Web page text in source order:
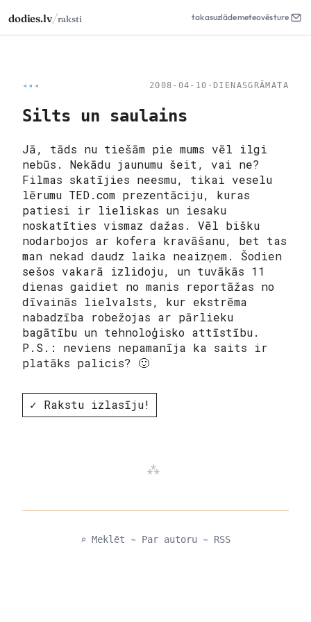
dodies.lv/raksti takasuzlādemeteovēsture
◂◂◂ 2008-04-10 · DIENASGRĀMATA
Silts un saulains
Jā, tāds nu tiešām pie mums vēl ilgi
nebūs. Nekādu jaunumu šeit, vai ne?
Filmas skatījies neesmu, tikai veselu
lērumu TED.com prezentāciju, kuras
patiesi ir lieliskas un iesaku
noskatīties vismaz dažas. Vēl bišku
nodarbojos ar kofera kravāšanu, bet tas
man nekad daudz laika neaizņem. Šodien
sešos vakarā izlidoju, un tuvākās 11
dienas gaidiet no manis reportāžas no
dīvainās lielvalsts, kur ekstrēma
nabadzība robežojas ar pārlieku
bagātību un tehnoloģisko attīstību.
P.S.: neviens nepamanīja ka saits ir
platāks palicis? 🙂
✓ Rakstu izlasīju!
⌕ Meklēt ⌁ Par autoru ⌁ RSS